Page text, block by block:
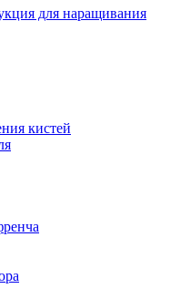
для наращивания
кистей